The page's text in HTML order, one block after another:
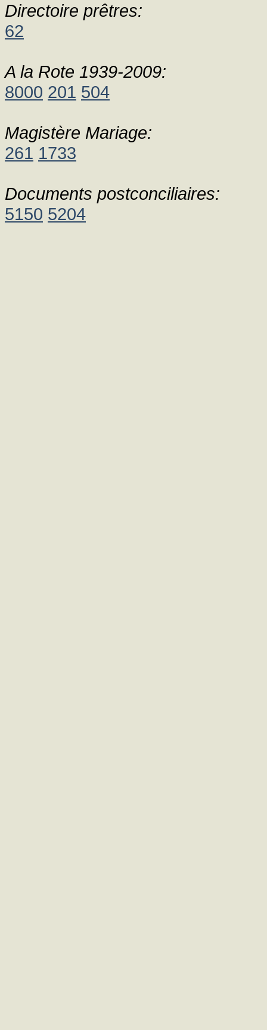
Directoire prêtres:
62
A la Rote 1939-2009:
8000 201 504
Magistère Mariage:
261 1733
Documents postconciliaires:
5150 5204